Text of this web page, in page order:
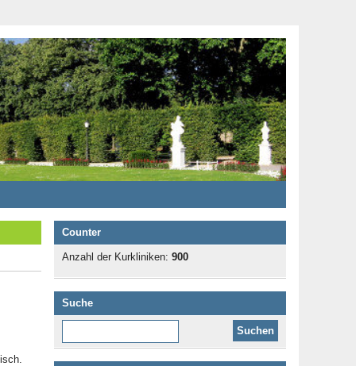
Counter
Anzahl der Kurkliniken: 900
Suche